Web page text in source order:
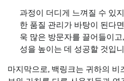
과정이 더디게 느껴질 수 있
한 품질 관리가 바탕이 된다
욱 많은 방문자를 끌어들이고
성을 높이는 데 성공할 것입
마지막으로, 백링크는 귀하의 비